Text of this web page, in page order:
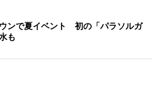
ンで夏イベント 初の「パラソルガ
も